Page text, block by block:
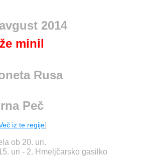
2014
minil
Rusa
Peč
iz te regije]
ob 20. uri.
uri - 2. Hmeljčarsko gasilko